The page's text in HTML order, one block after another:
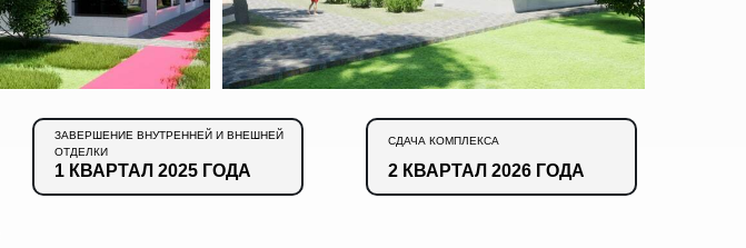
ЗАВЕРШЕНИЕ ВНУТРЕННЕЙ И ВНЕШНЕЙ
ОТДЕЛКИ
1 КВАРТАЛ 2025 ГОДА
СДАЧА КОМПЛЕКСА
2 КВАРТАЛ 2026 ГОДА